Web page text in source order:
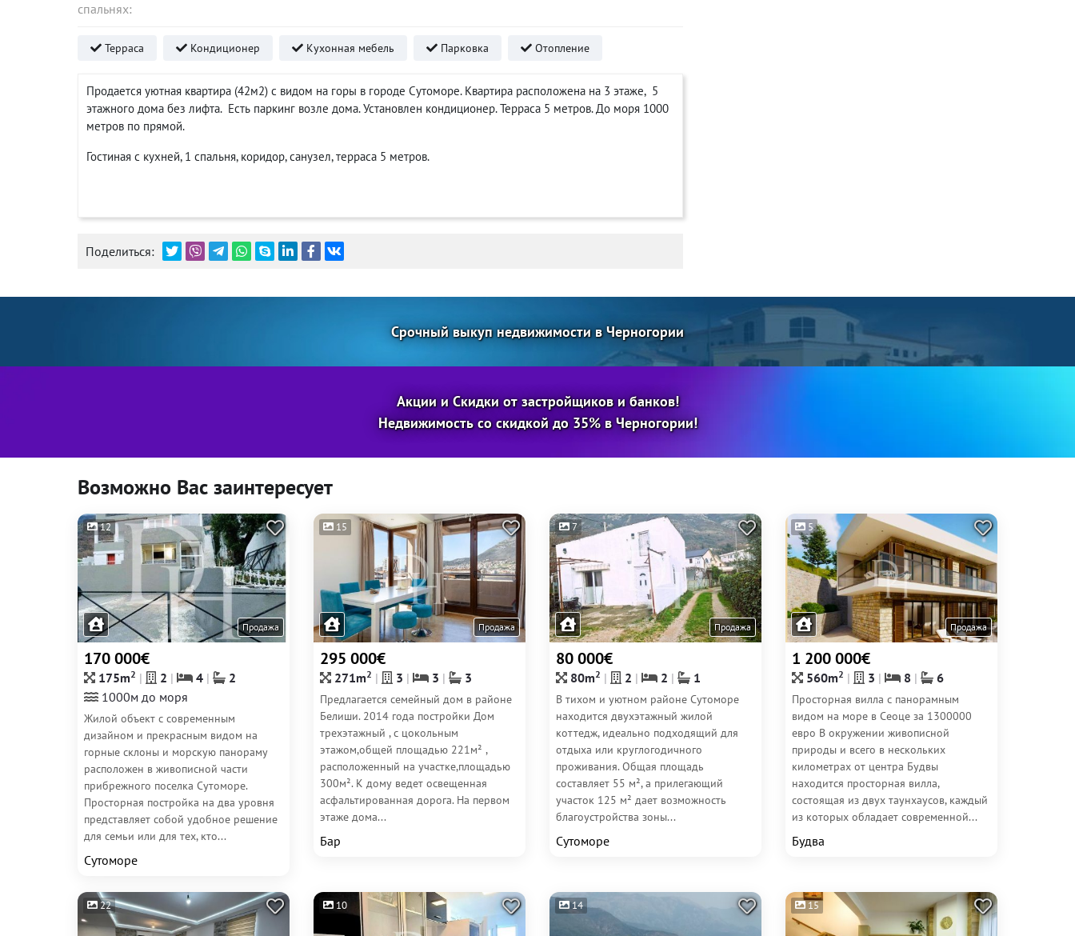
спальнях:
Терраса Кондиционер Кухонная мебель Парковка Отопление
Продается уютная квартира (42м2) с видом на горы в городе Сутоморе. Квартира расположена на 3 этаже, 5
этажного дома без лифта. Есть паркинг возле дома. Установлен кондиционер. Терраса 5 метров. До моря 1000
метров по прямой.
Гостиная с кухней, 1 спальня, коридор, санузел, терраса 5 метров.
Поделиться:
Срочный выкуп недвижимости в Черногории
Акции и Скидки от застройщиков и банков!
Недвижимость со скидкой до 35% в Черногории!
Возможно Вас заинтересует
12
Продажа
170 000€
175m2 2 4
2
1000м до моря
Жилой объект с современным
дизайном и прекрасным видом на
горные склоны и морскую панораму
расположен в живописной части
прибрежного поселка Сутоморе.
Просторная постройка на два уровня
представляет собой удобное решение
для семьи или для тех, кто...
Сутоморе
15
Продажа
295 000€
271m2 3 3 3
Предлагается семейный дом в районе
Белиши. 2014 года постройки Дом
трехэтажный , с цокольным
этажом,общей площадью 221м² ,
расположенный на участке,площадью
300м². К дому ведет освещенная
асфальтированная дорога. На первом
этаже дома...
Бар
7
Продажа
80 000€
80m2 2 2 1
В тихом и уютном районе Сутоморе
находится двухэтажный жилой
коттедж, идеально подходящий для
отдыха или круглогодичного
проживания. Общая площадь
составляет 55 м², а прилегающий
участок 125 м² дает возможность
благоустройства зоны...
Сутоморе
5
Продажа
1 200 000€
560m2 3 8 6
Просторная вилла с панорамным
видом на море в Сеоце за 1300000
евро В окружении живописной
природы и всего в нескольких
километрах от центра Будвы
находится просторная вилла,
состоящая из двух таунхаусов, каждый
из которых обладает современной...
Будва
22 10 14 15